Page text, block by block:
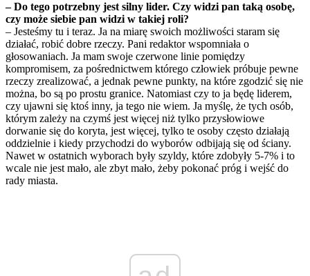
– Do tego potrzebny jest silny lider. Czy widzi pan taką osobę,
czy może siebie pan widzi w takiej roli?
– Jesteśmy tu i teraz. Ja na miarę swoich możliwości staram się
działać, robić dobre rzeczy. Pani redaktor wspomniała o
głosowaniach. Ja mam swoje czerwone linie pomiędzy
kompromisem, za pośrednictwem którego człowiek próbuje pewne
rzeczy zrealizować, a jednak pewne punkty, na które zgodzić się nie
można, bo są po prostu granice. Natomiast czy to ja będę liderem,
czy ujawni się ktoś inny, ja tego nie wiem. Ja myślę, że tych osób,
którym zależy na czymś jest więcej niż tylko przysłowiowe
dorwanie się do koryta, jest więcej, tylko te osoby często działają
oddzielnie i kiedy przychodzi do wyborów odbijają się od ściany.
Nawet w ostatnich wyborach były szyldy, które zdobyły 5-7% i to
wcale nie jest mało, ale zbyt mało, żeby pokonać próg i wejść do
rady miasta.